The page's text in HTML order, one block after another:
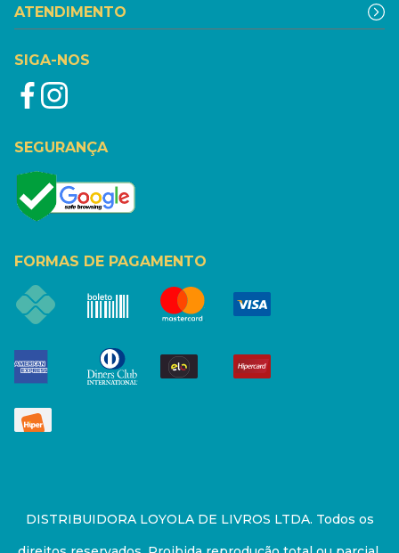
ATENDIMENTO
SIGA-NOS
SEGURANÇA
FORMAS DE PAGAMENTO
DISTRIBUIDORA LOYOLA DE LIVROS LTDA. Todos os